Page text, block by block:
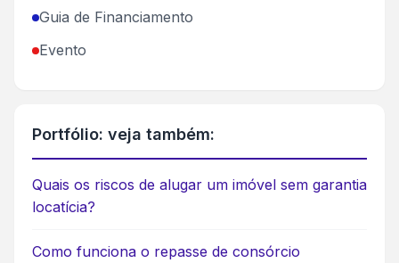
Guia de Financiamento
Evento
Portfólio: veja também:
Quais os riscos de alugar um imóvel sem garantia
locatícia?
Como funciona o repasse de consórcio